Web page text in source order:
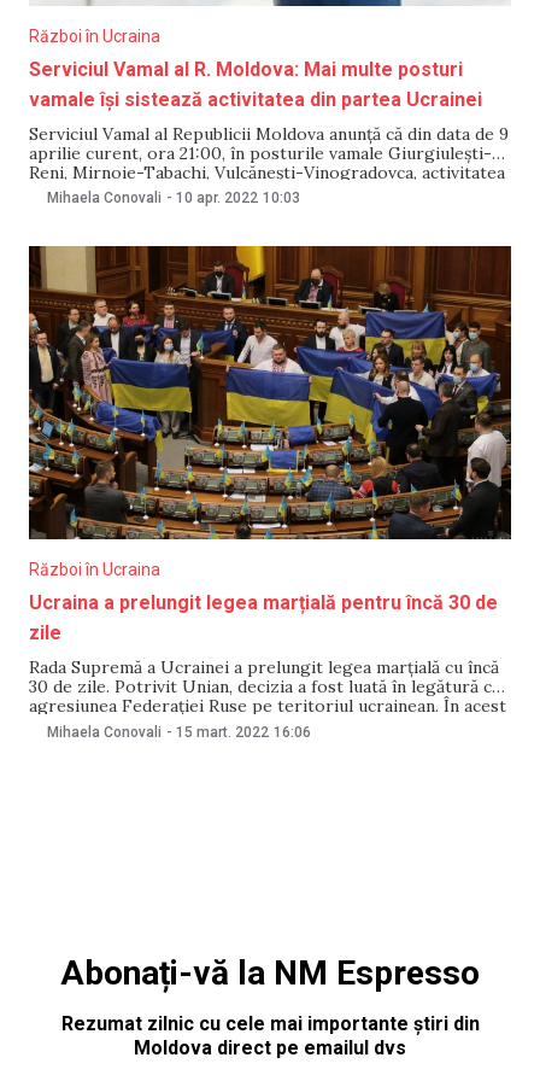
Război în Ucraina
Serviciul Vamal al R. Moldova: Mai multe posturi
vamale își sistează activitatea din partea Ucrainei
Serviciul Vamal al Republicii Moldova anunță că din data de 9
aprilie curent, ora 21:00, în posturile vamale Giurgiulești-
Reni, Mirnoie-Tabachi, Vulcănești-Vinogradovca, activitatea
este sistată din partea Ucrainei. Conform informației
obținute de la omologii lor din țara vecină, reprezentanții
în vederea executării
Mihaela Conovali - 10 apr. 2022 10:03
Război în Ucraina
Ucraina a prelungit legea marțială pentru încă 30 de
zile
Rada Supremă a Ucrainei a prelungit legea marțială cu încă
30 de zile. Potrivit Unian, decizia a fost luată în legătură cu
agresiunea Federației Ruse pe teritoriul ucrainean. În acest
fel, legea marțială a fost prelungită până pe 25 aprilie.
Mihaela Conovali - 15 mart. 2022 16:06
Abonați-vă la NM Espresso
Rezumat zilnic cu cele mai importante știri din
Moldova direct pe emailul dvs